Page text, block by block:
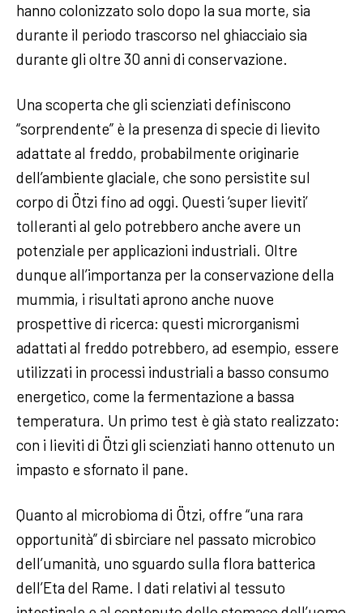
hanno colonizzato solo dopo la sua morte, sia
durante il periodo trascorso nel ghiacciaio sia
durante gli oltre 30 anni di conservazione.
Una scoperta che gli scienziati definiscono
“sorprendente” è la presenza di specie di lievito
adattate al freddo, probabilmente originarie
dell’ambiente glaciale, che sono persistite sul
corpo di Ötzi fino ad oggi. Questi ‘super lieviti’
tolleranti al gelo potrebbero anche avere un
potenziale per applicazioni industriali. Oltre
dunque all’importanza per la conservazione della
mummia, i risultati aprono anche nuove
prospettive di ricerca: questi microrganismi
adattati al freddo potrebbero, ad esempio, essere
utilizzati in processi industriali a basso consumo
energetico, come la fermentazione a bassa
temperatura. Un primo test è già stato realizzato:
con i lieviti di Ötzi gli scienziati hanno ottenuto un
impasto e sfornato il pane.
Quanto al microbioma di Ötzi, offre “una rara
opportunità” di sbirciare nel passato microbico
dell’umanità, uno sguardo sulla flora batterica
dell’Eta del Rame. I dati relativi al tessuto